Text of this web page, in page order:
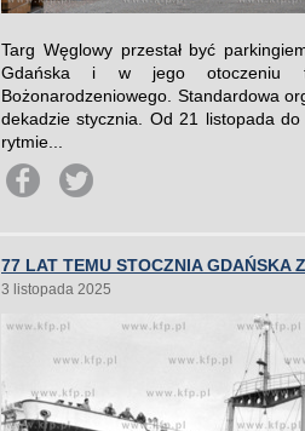
Targ Węglowy przestał być
Gdańska i w jego otoczeniu
Bożonarodzeniowego. Standardowa
dekadzie stycznia. Od 21 listopada
rytmie...
77 LAT TEMU STOCZNIA GDAŃSKA
3 listopada 2025